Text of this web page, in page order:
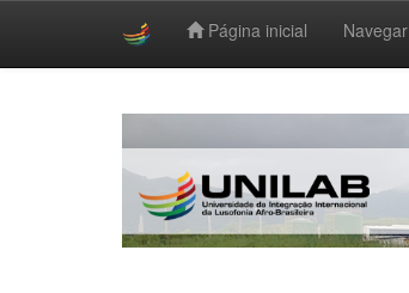
Página inicial Navegar